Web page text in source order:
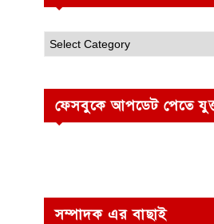
ফেসবুকে আপডেট পেতে
সম্পাদক এর বাছাই